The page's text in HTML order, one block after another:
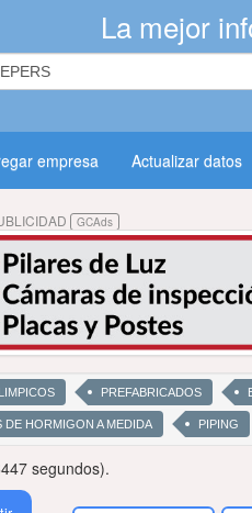
La mejor
empresa Actualizar datos
GCAds
PREFABRICADOS
DE HORMIGON A MEDIDA PIPING
segundos).